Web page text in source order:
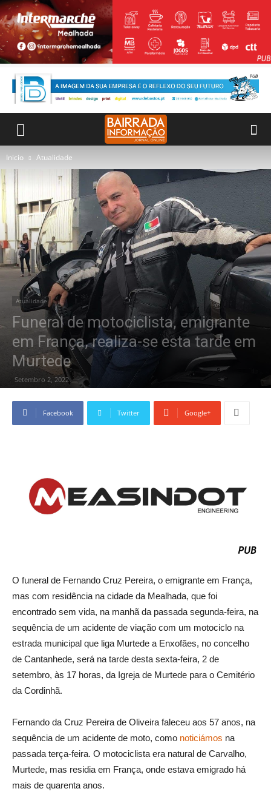
Inicio Atualidade
Atualidade
Funeral de motociclista, emigrante
em França, realiza-se esta tarde em
Murtede
Setembro 2, 2022
Facebook Twitter Google+
O funeral de Fernando Cruz Pereira, o emigrante em França,
mas com residência na cidade da Mealhada, que foi
encontrado sem vida, na manhã da passada segunda-feira, na
sequência de um acidente de viação com um motociclo na
estrada municipal que liga Murtede a Enxofães, no concelho
de Cantanhede, será na tarde desta sexta-feira, 2 de
setembro, às 17 horas, da Igreja de Murtede para o Cemitério
da Cordinhã.
Fernando da Cruz Pereira de Oliveira faleceu aos 57 anos, na
sequência de um acidente de moto, como noticiámos na
passada terça-feira. O motociclista era natural de Carvalho,
Murtede, mas residia em França, onde estava emigrado há
mais de quarenta anos.